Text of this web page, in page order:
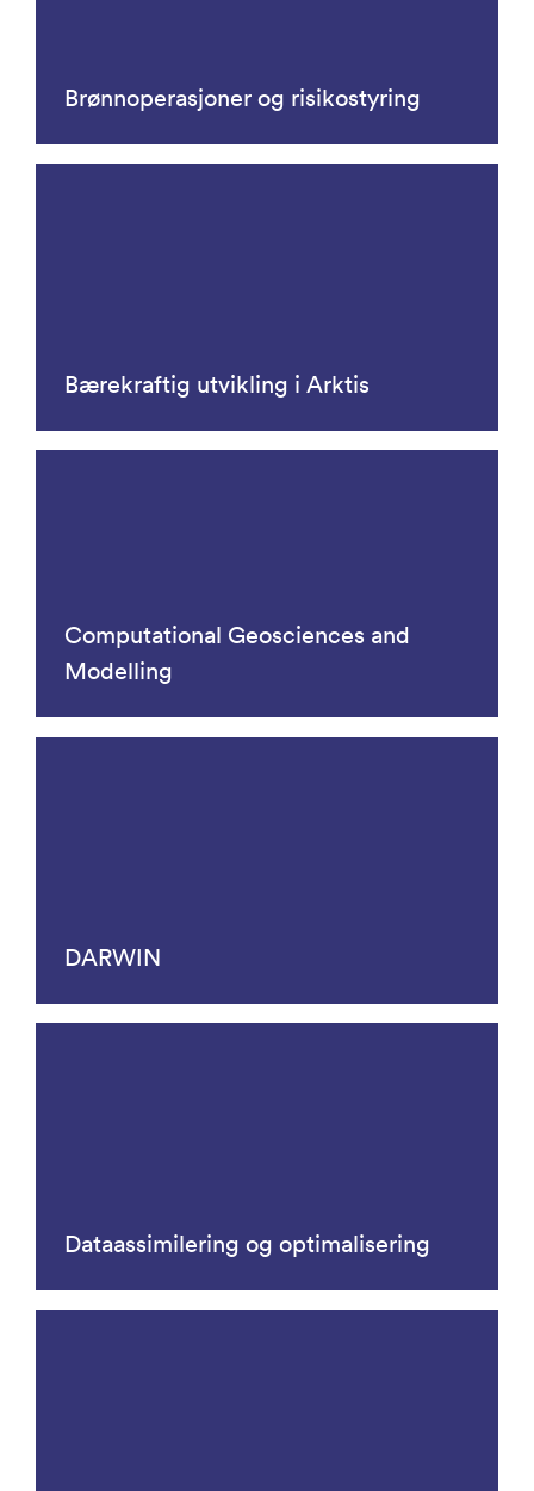
Brønnoperasjoner og risikostyring
Bærekraftig utvikling i Arktis
Computational Geosciences and
Modelling
DARWIN
Dataassimilering og optimalisering